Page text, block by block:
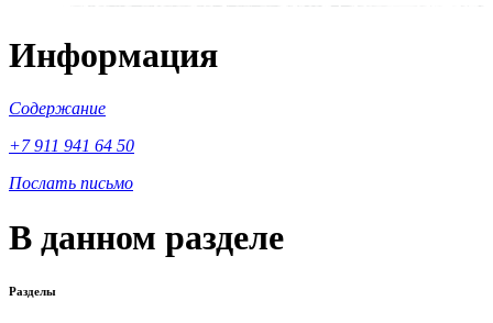
Информация
Содержание
+7 911 941 64 50
Послать письмо
В данном разделе
Разделы